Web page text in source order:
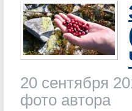
20 сентября
фото автора